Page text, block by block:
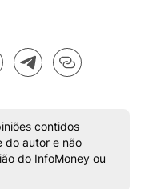
contidos
do autor e não
do InfoMoney ou